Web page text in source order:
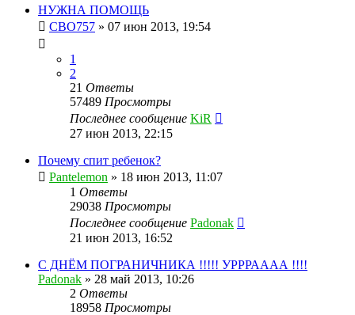
НУЖНА ПОМОЩЬ
CBO757 » 07 июн 2013, 19:54
1
2
21 Ответы
57489 Просмотры
Последнее сообщение KiR
27 июн 2013, 22:15
Почему спит ребенок?
Pantelemon » 18 июн 2013, 11:07
1 Ответы
29038 Просмотры
Последнее сообщение Padonak
21 июн 2013, 16:52
С ДНЁМ ПОГРАНИЧНИКА !!!!! УРРРАААА !!!!
Padonak » 28 май 2013, 10:26
2 Ответы
18958 Просмотры